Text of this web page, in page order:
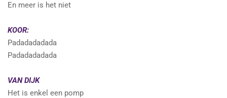
En meer is het niet
KOOR:
Padadadadada
Padadadadada
VAN DIJK
Het is enkel een pomp